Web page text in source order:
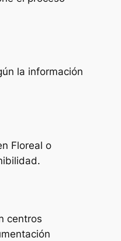
la información
Floreal o
centros